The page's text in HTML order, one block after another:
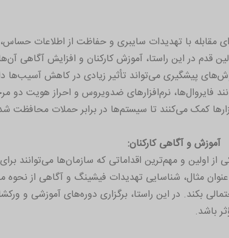
مقابله با تهدیدات سایبری و حفاظت از اطلاعات حساس،
قدم در این راستا، آموزش کارکنان و افزایش آگاهی
پیشگیری می‌تواند تأثیر زیادی در کاهش آسیب‌ها
کمک می‌کنند تا سیستم‌ها در برابر حملات محافظت
و آگاهی کارکنان:
از اولین و مهم‌ترین اقداماتی که سازمان‌ها می‌توانند
مثال، شناسایی تهدیدات فیشینگ و آگاهی از
بکند. در این راستا، برگزاری دوره‌های آموزشی و
باشد.